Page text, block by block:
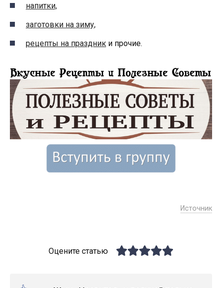
напитки,
заготовки на зиму,
рецепты на праздник и прочие.
Источник
Оцените статью